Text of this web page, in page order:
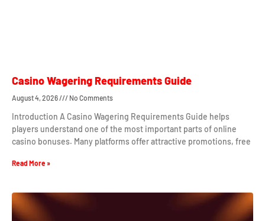
Casino Wagering Requirements Guide
August 4, 2026 No Comments
Introduction A Casino Wagering Requirements Guide helps
players understand one of the most important parts of online
casino bonuses. Many platforms offer attractive promotions, free
Read More »